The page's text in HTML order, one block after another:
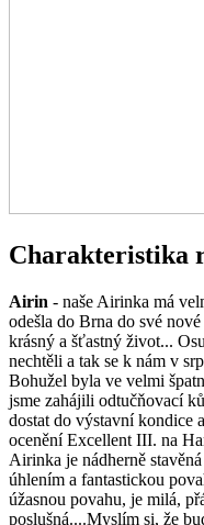
Charakteristika
Airin - naše Airinka má
odešla do Brna do své
krásný a šťastný život...
nechtěli a tak se k nám v
Bohužel byla ve velmi
jsme zahájili odtučňovací
dostat do výstavní kondice
ocenění Excellent III. na
Airinka je nádherně
úhlením a fantastickou
úžasnou povahu, je milá,
poslušná....Myslím si, že